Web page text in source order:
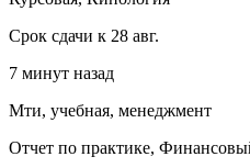
Срок сдачи к 28 авг.
7 минут назад
Мти, учебная, менеджмент
Отчет по практике,